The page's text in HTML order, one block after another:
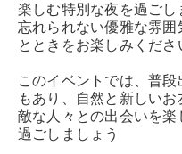
楽しむ特別な夜を過ごし
忘れられない優雅な雰
とときをお楽しみくださ
このイベントでは、普
もあり、自然と新しい
敵な人々との出会いを
過ごしましょう